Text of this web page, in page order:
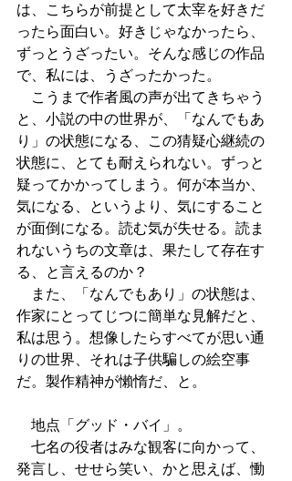
は、こちらが前提として太宰を好きだ
ったら面白い。好きじゃなかったら、
ずっとうざったい。そんな感じの作品
で、私には、うざったかった。
こうまで作者風の声が出てきちゃう
と、小説の中の世界が、「なんでもあ
り」の状態になる、この猜疑心継続の
状態に、とても耐えられない。ずっと
疑ってかかってしまう。何が本当か、
気になる、というより、気にすること
が面倒になる。読む気が失せる。読ま
れないうちの文章は、果たして存在す
る、と言えるのか？
また、「なんでもあり」の状態は、
作家にとってじつに簡単な見解だと、
私は思う。想像したらすべてが思い通
りの世界、それは子供騙しの絵空事
だ。製作精神が懶惰だ、と。
地点「グッド・バイ」。
七名の役者はみな観客に向かって、
発言し、せせら笑い、かと思えば、慟